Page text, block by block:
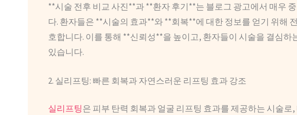
**시술 전후 비교 사진**과 **환자 후기**는 블로그 광고에서 매우
다. 환자들은 **시술의 효과**와 **회복**에 대한 정보를 얻기 위해
호합니다. 이를 통해 **신뢰성**을 높이고, 환자들이 시술을 결심하
있습니다.
2. 실리프팅: 빠른 회복과 자연스러운 리프팅 효과 강조
실리프팅은 피부 탄력 회복과 얼굴 리프팅 효과를 제공하는 시술로